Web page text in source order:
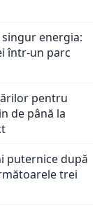
energia:
într-un parc
pentru
de până la
puternice după
trei